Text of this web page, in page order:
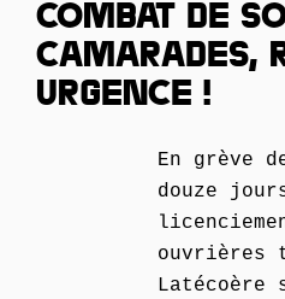
COMBAT DE
CAMARADES,
URGENCE !
En grève
douze
ouvrières
Latécoère